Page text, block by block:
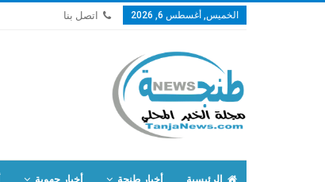
الخميس, أغسطس 6, 2026 اتصل بنا
الرئيسية أخبار طنجة أخبار جهوية